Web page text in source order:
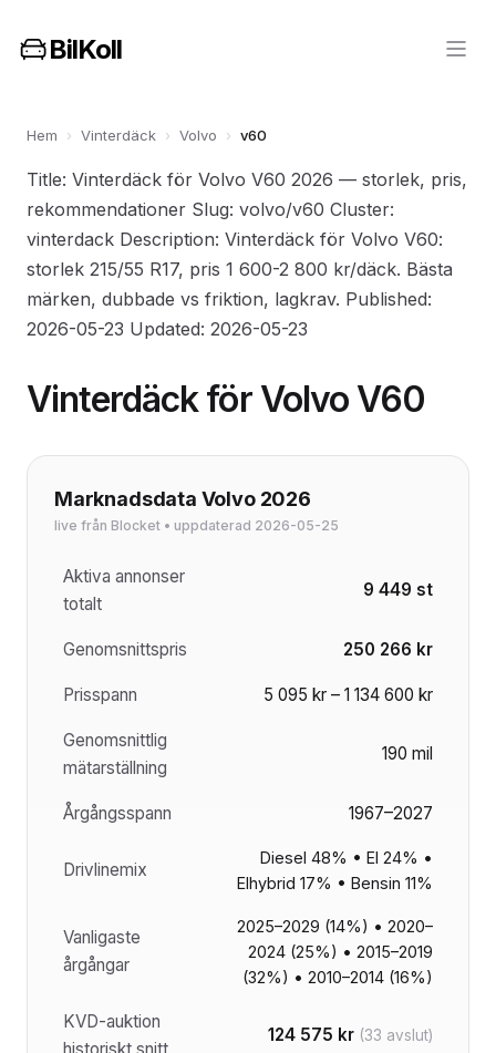
BilKoll
Hem › Vinterdäck › Volvo › v60
Title: Vinterdäck för Volvo V60 2026 — storlek, pris,
rekommendationer Slug: volvo/v60 Cluster:
vinterdack Description: Vinterdäck för Volvo V60:
storlek 215/55 R17, pris 1 600-2 800 kr/däck. Bästa
märken, dubbade vs friktion, lagkrav. Published:
2026-05-23 Updated: 2026-05-23
Vinterdäck för Volvo V60
Marknadsdata Volvo 2026
live från Blocket • uppdaterad 2026-05-25
Aktiva annonser
totalt
9 449 st
Genomsnittspris 250 266 kr
Prisspann 5 095 kr – 1 134 600 kr
Genomsnittlig
mätarställning
190 mil
Årgångsspann 1967–2027
Drivlinemix
Diesel 48% • El 24% •
Elhybrid 17% • Bensin 11%
Vanligaste
årgångar
2025–2029 (14%) • 2020–
2024 (25%) • 2015–2019
(32%) • 2010–2014 (16%)
KVD-auktion
124 575 kr (33 avslut)